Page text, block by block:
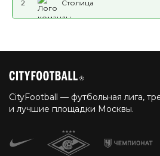
2 Столица
CityFootball — футбольная лига,
и лучшие площадки Москвы.